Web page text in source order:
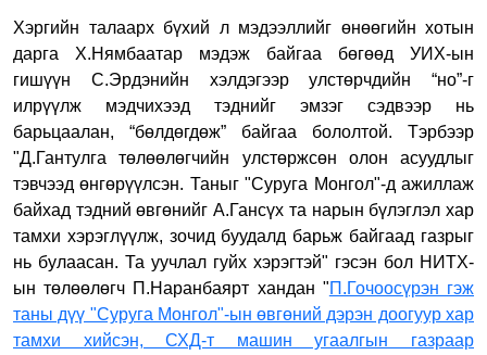
Хэргийн талаарх бүхий л мэдээллийг өнөөгийн хотын
дарга Х.Нямбаатар мэдэж байгаа бөгөөд УИХ-ын
гишүүн С.Эрдэнийн хэлдэгээр улстөрчдийн “но”-г
илрүүлж мэдчихээд тэднийг эмзэг сэдвээр нь
барьцаалан, “бөлдөгдөж” байгаа бололтой. Тэрбээр
"Д.Гантулга төлөөлөгчийн улстөржсөн олон асуудлыг
тэвчээд өнгөрүүлсэн. Таныг "Суруга Монгол"-д ажиллаж
байхад тэдний өвгөнийг А.Гансүх та нарын бүлэглэл хар
тамхи хэрэглүүлж, зочид буудалд барьж байгаад газрыг
нь булаасан. Та уучлал гуйх хэрэгтэй" гэсэн бол НИТХ-
ын төлөөлөгч П.Наранбаярт хандан "П.Гочоосүрэн гэж
таны дүү "Суруга Монгол"-ын өвгөний дэрэн доогуур хар
тамхи хийсэн, СХД-т машин угаалгын газраар